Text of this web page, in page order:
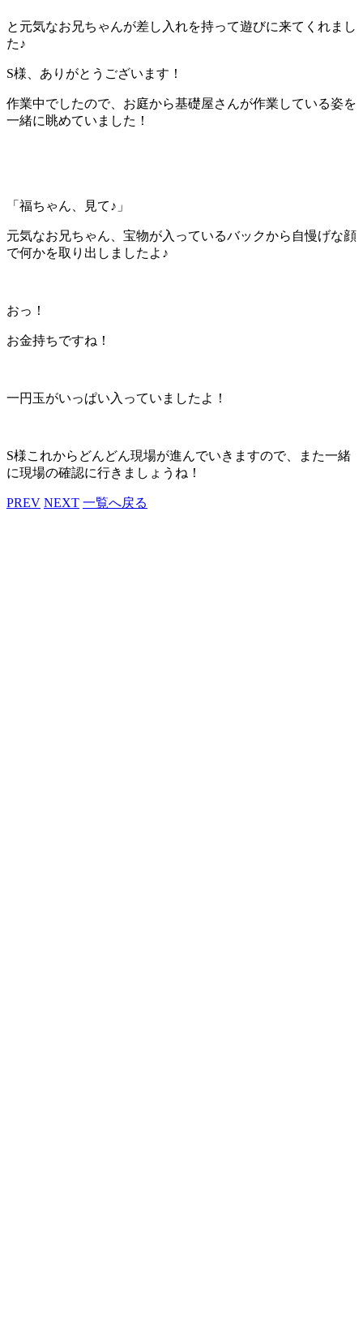
と元気なお兄ちゃんが差し入れを持って遊びに来てくれまし
た♪
S様、ありがとうございます！
作業中でしたので、お庭から基礎屋さんが作業している姿を
一緒に眺めていました！
「福ちゃん、見て♪」
元気なお兄ちゃん、宝物が入っているバックから自慢げな顔
で何かを取り出しましたよ♪
おっ！
お金持ちですね！
一円玉がいっぱい入っていましたよ！
S様これからどんどん現場が進んでいきますので、また一緒
に現場の確認に行きましょうね！
PREV NEXT 一覧へ戻る